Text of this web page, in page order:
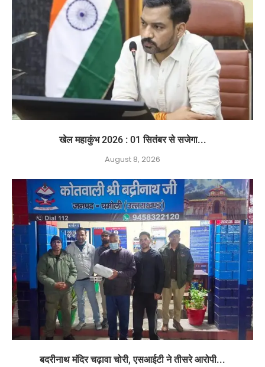
खेल महाकुंभ 2026 : 01 सितंबर से सजेगा...
August 8, 2026
बदरीनाथ मंदिर चढ़ावा चोरी, एसआईटी ने तीसरे आरोपी...